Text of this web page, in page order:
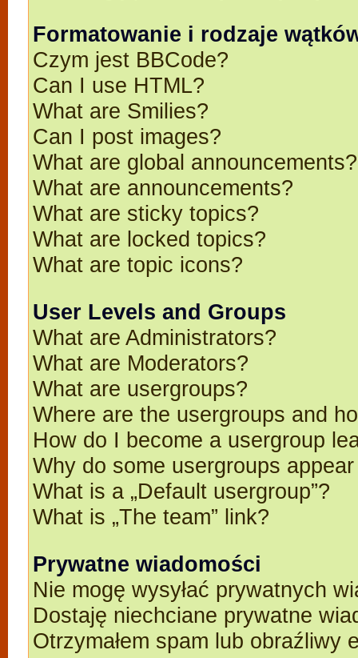
Formatowanie i rodzaje
Czym jest BBCode?
Can I use HTML?
What are Smilies?
Can I post images?
What are global announcements?
What are announcements?
What are sticky topics?
What are locked topics?
What are topic icons?
User Levels and Groups
What are Administrators?
What are Moderators?
What are usergroups?
Where are the usergroups and
How do I become a usergroup
Why do some usergroups
What is a „Default usergroup”?
What is „The team” link?
Prywatne wiadomości
Nie mogę wysyłać prywatnych
Dostaję niechciane prywatne
Otrzymałem spam lub obraźliwy